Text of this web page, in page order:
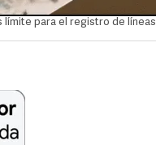
límite para el registro de líneas